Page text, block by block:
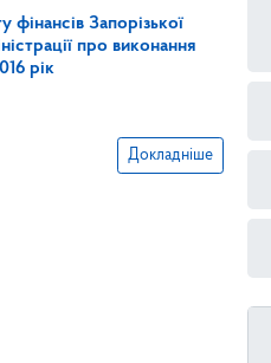
фінансів Запорізької
про виконання
рік
Докладніше